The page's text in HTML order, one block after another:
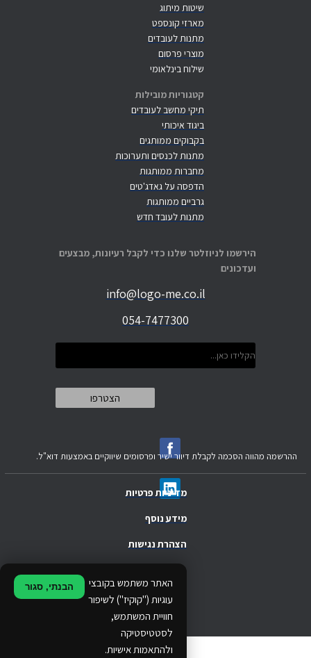
שיטות מיתוג
מארזי קונספט
מתנות לעובדים
מוצרי פרסום
שילוח בינלאומי
קטגוריות מובילות
תיקי מחשב לעובדים
ביגוד איכותי
בקבוקים ממותגים
מתנות לכנסים ותערוכות
מחברות ממותגות
הדפסה על גאדג'טים
גרביים ממותגות
מתנות לעובד חדש
הירשמו לניוזלטר שלנו כדי לקבל רעיונות, מבצעים
ועדכונים
info@logo-me.co.il
054-7477300
מדיניות פרטיות
האתר משתמש בקובצי
עוגיות ("קוקיז") לשיפור
חוויית המשתמש,
לסטטיסטיקה
ולהתאמות אישיות.
הבנתי, סגור
מידע נוסף
.
הצהרת נגישות
ההרשמה מהווה הסכמה לקבלת דיוור ישיר ופרסומים שיווקיים באמצעות דוא"ל.
© 2024 Ethos Business. All rights reserved.